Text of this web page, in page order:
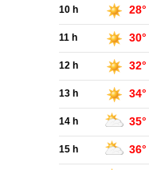
10 h 28°
11 h 30°
12 h 32°
13 h 34°
14 h 35°
15 h 36°